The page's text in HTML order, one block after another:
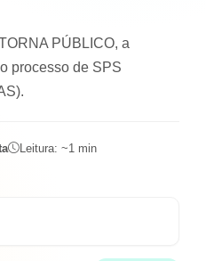
PÚBLICO, a
processo de SPS
Leitura: ~1 min